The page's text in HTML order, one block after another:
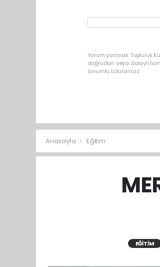
Yorum yazarak Topluluk
doğrudan veya dolaylı
sorumlu tutulamaz.
Anasayfa Eğitim
EĞITIM